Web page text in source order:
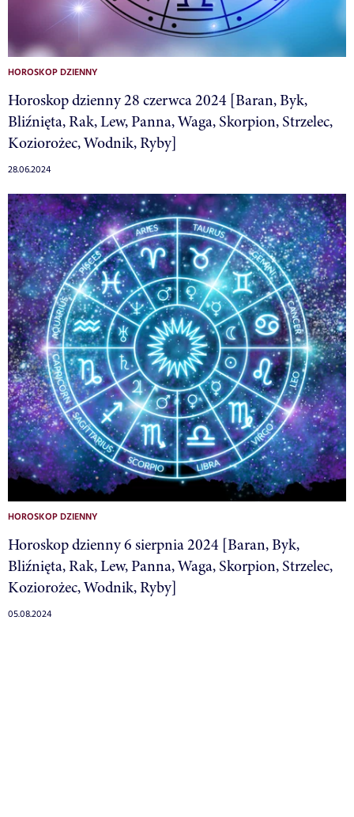
HOROSKOP DZIENNY
Horoskop dzienny 28 czerwca 2024 [Baran, Byk,
Bliźnięta, Rak, Lew, Panna, Waga, Skorpion, Strzelec,
Koziorożec, Wodnik, Ryby]
28.06.2024
HOROSKOP DZIENNY
Horoskop dzienny 6 sierpnia 2024 [Baran, Byk,
Bliźnięta, Rak, Lew, Panna, Waga, Skorpion, Strzelec,
Koziorożec, Wodnik, Ryby]
05.08.2024